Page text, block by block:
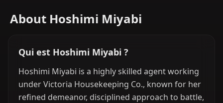
About Hoshimi Miyabi
Qui est Hoshimi Miyabi ?
Hoshimi Miyabi is a highly skilled agent working
under Victoria Housekeeping Co., known for her
refined demeanor, disciplined approach to battle,